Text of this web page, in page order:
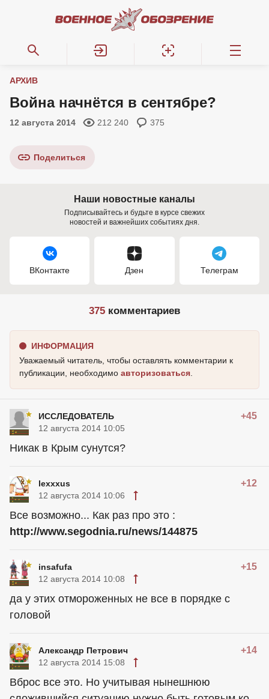
АРХИВ
Война начнётся в сентябре?
12 августа 2014 212 240 375
Поделиться
Наши новостные каналы
Подписывайтесь и будьте в курсе свежих
новостей и важнейших событиях дня.
ВКонтакте Дзен Телеграм
375 комментариев
ИНФОРМАЦИЯ
Уважаемый читатель, чтобы оставлять комментарии к
публикации, необходимо авторизоваться
ИССЛЕДОВАТЕЛЬ +45
12 августа 2014 10:05
Никак в Крым сунутся?
lexxxus +12
12 августа 2014 10:06
Все возможно... Как раз про это :
http://www.segodnia.ru/news/144875
insafufa +15
12 августа 2014 10:08
да у этих отмороженных не все в порядке с
головой
Александр Петрович +14
12 августа 2014 15:08
Вброс все это. Но учитывая нынешнюю